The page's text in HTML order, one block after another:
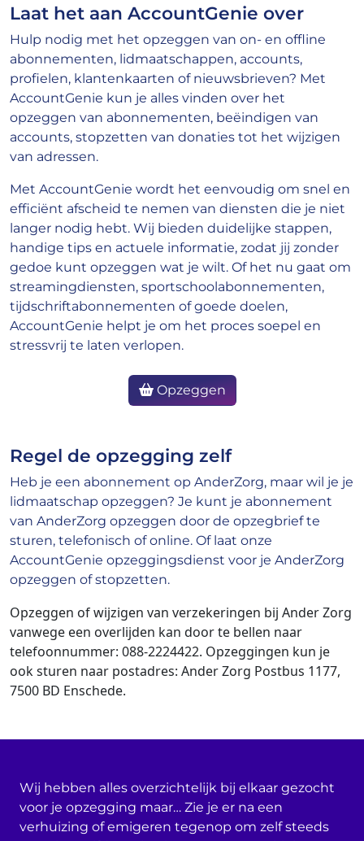
Laat het aan AccountGenie over
Hulp nodig met het opzeggen van on- en offline
abonnementen, lidmaatschappen, accounts,
profielen, klantenkaarten of nieuwsbrieven? Met
AccountGenie kun je alles vinden over het
opzeggen van abonnementen, beëindigen van
accounts, stopzetten van donaties tot het wijzigen
van adressen.
Met AccountGenie wordt het eenvoudig om snel en
efficiënt afscheid te nemen van diensten die je niet
langer nodig hebt. Wij bieden duidelijke stappen,
handige tips en actuele informatie, zodat jij zonder
gedoe kunt opzeggen wat je wilt. Of het nu gaat om
streamingdiensten, sportschoolabonnementen,
tijdschriftabonnementen of goede doelen,
AccountGenie helpt je om het proces soepel en
stressvrij te laten verlopen.
Opzeggen
Regel de opzegging zelf
Heb je een abonnement op AnderZorg, maar wil je je
lidmaatschap opzeggen? Je kunt je abonnement
van AnderZorg opzeggen door de opzegbrief te
sturen, telefonisch of online. Of laat onze
AccountGenie opzeggingsdienst voor je AnderZorg
opzeggen of stopzetten.
Opzeggen of wijzigen van verzekeringen bij Ander Zorg
vanwege een overlijden kan door te bellen naar
telefoonnummer: 088-2224422. Opzeggingen kun je
ook sturen naar postadres: Ander Zorg Postbus 1177,
7500 BD Enschede.
Wij hebben alles overzichtelijk bij elkaar gezocht
voor je opzegging maar… Zie je er na een
verhuizing of emigeren tegenop om zelf steeds